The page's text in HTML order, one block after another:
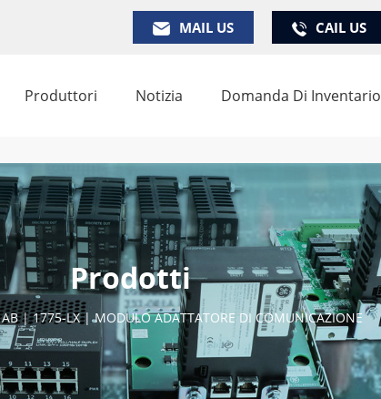
MAIL US CAIL US
Produttori Notizia Domanda Di Inventario
Prodotti
AB | 1775-LX | MODULO ADATTATORE DI COMUNICAZIONE